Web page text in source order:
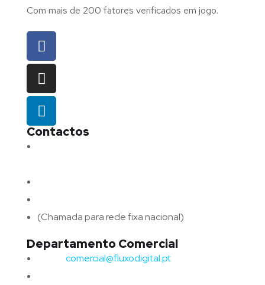
Com mais de 200 fatores verificados em jogo.
Contactos
(Chamada para rede fixa nacional)
Departamento Comercial
comercial@fluxodigital.pt